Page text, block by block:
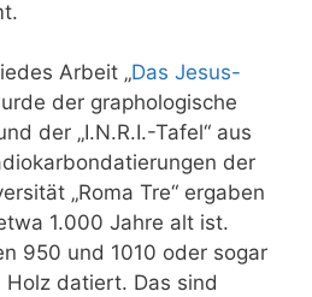
Arbeit „Das Jesus-
der graphologische
der „I.N.R.I.-Tafel“ aus
der
„Roma Tre“ ergaben
1.000 Jahre alt ist.
950 und 1010 oder sogar
datiert. Das sind